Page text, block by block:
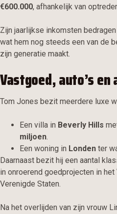
€600.000, afhankelijk van
Zijn jaarlijkse inkomsten
wat hem nog steeds een van de
zijn generatie maakt.
Vastgoed, auto’s
Tom Jones bezit meerdere luxe
Een villa in Beverly Hills
miljoen.
Een woning in Londen ter
Daarnaast bezit hij een aantal
in onroerend goedprojecten in
Verenigde Staten.
Na het overlijden van zijn vrouw